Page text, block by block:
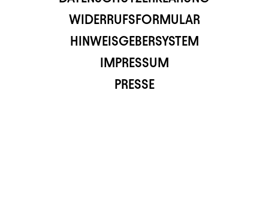
WIDERRUFSFORMULAR
HINWEISGEBERSYSTEM
IMPRESSUM
PRESSE